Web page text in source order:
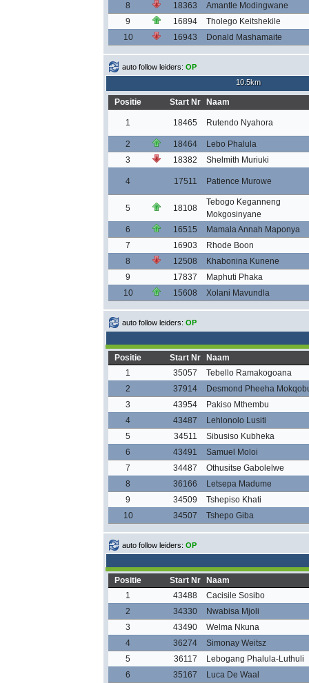
8
18363
Amantle Modingwane
9
16894
Tholego Keitshekile
10
16943 Donald Mashamaite
auto follow leiders: OP
10.5km
Positie Start Nr Naam
1 18465 Rutendo Nyahora
2 18464
Lebo Phalula
3
18382 Shelmith Muriuki
4 17511 Patience Murowe
5 18108
Tebogo Keganneng
Mokgosinyane
6
16515
Mamala Annah Maponya
7
16903
Rhode Boon
8
12508
Khabonina Kunene
9
17837
Maphuti Phaka
10
15608 Xolani Mavundla
auto follow leiders: OP
Positie Start Nr
Naam
1
35057
Tebello Ramakogoana
2
37914
Desmond Pheeha
3
43954
Pakiso Mthembu
4
43487
Lehlonolo Lusiti
5
34511
Sibusiso Kubheka
6
43491
Samuel Moloi
7
34487
Othusitse Gabolelwe
8
36166
Letsepa Madume
9
34509
Tshepiso Khati
10
34507 Tshepo Giba
auto follow leiders: OP
Positie Start Nr
Naam
1
43488
Cacisile Sosibo
2
34330
Nwabisa Mjoli
3
43490
Welma Nkuna
4
36274
Simonay Weitsz
5
36117
Lebogang Phalula-Luthuli
6
35167 Luca De Waal